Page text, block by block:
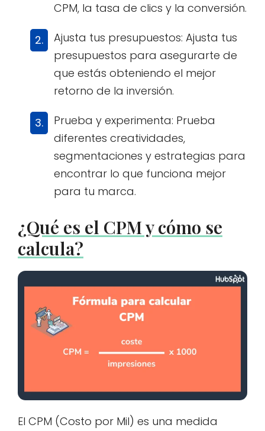
CPM, la tasa de clics y la conversión.
Ajusta tus presupuestos: Ajusta tus
presupuestos para asegurarte de
que estás obteniendo el mejor
retorno de la inversión.
Prueba y experimenta: Prueba
diferentes creatividades,
segmentaciones y estrategias para
encontrar lo que funciona mejor
para tu marca.
¿Qué es el CPM y cómo se
calcula?
El CPM (Costo por Mil) es una medida